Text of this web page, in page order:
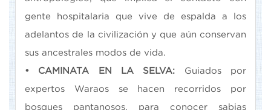
gente hospitalaria que vive de espalda a los
adelantos de la civilización y que aún conservan
sus ancestrales modos de vida.
• CAMINATA EN LA SELVA: Guiados por
expertos Waraos se hacen recorridos por
bosques pantanosos, para conocer sabias